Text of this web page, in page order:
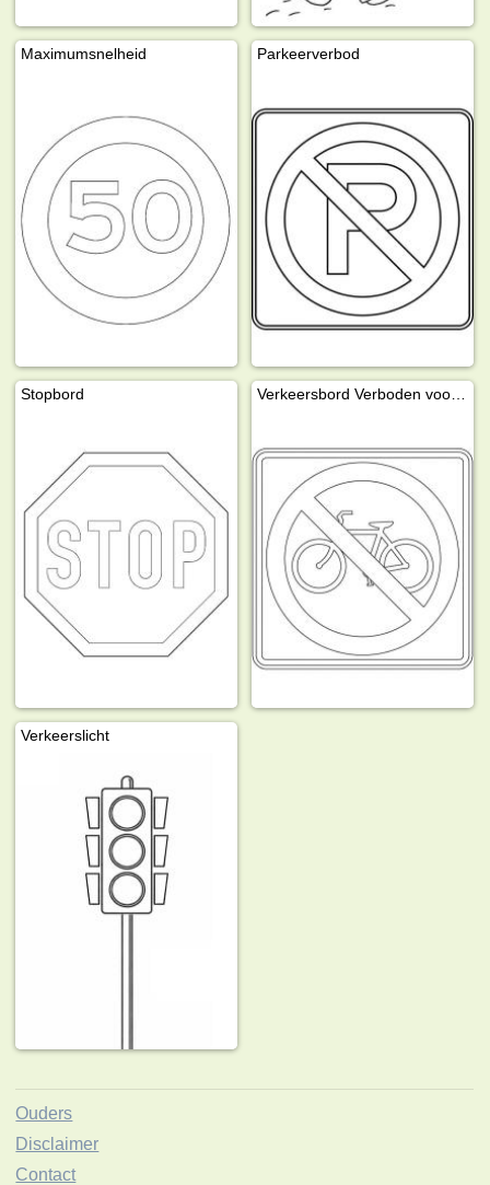
Maximumsnelheid Parkeerverbod
Stopbord Verkeersbord Verboden voor fietsen
Verkeerslicht
Ouders
Disclaimer
Contact